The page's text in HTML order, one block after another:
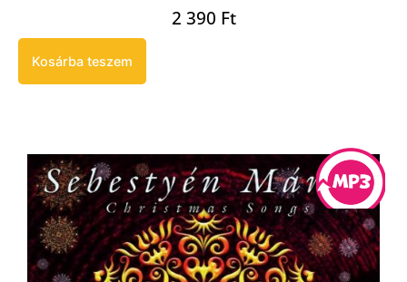
2 390 Ft
Kosárba teszem